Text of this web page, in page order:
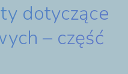
dotyczące
– część